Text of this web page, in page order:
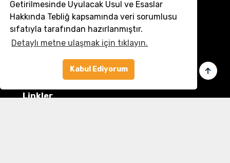
Getirilmesinde Uyulacak Usul ve Esaslar
Hakkında Tebliğ kapsamında veri sorumlusu
sıfatıyla tarafından hazırlanmıştır.
Detaylı metne ulaşmak için tıklayın.
Kabul Ediyorum
Müşteri Hizmetleri:0 850 532 8797
Email: destek@dronmarket.com
tıkla ve adresi görüntüle
Linkler